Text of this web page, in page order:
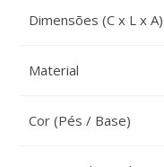
Dimensões (C x L x A)
Material
Cor (Pés / Base)